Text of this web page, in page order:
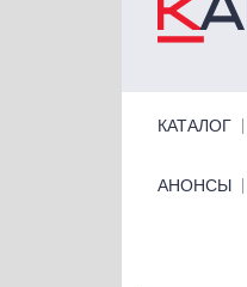
КАТАЛОГ
Primary links
АНОНСЫ